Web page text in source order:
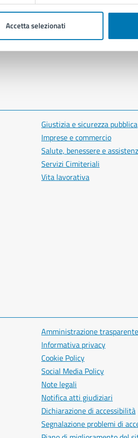
Accetta selezionati
Giustizia e sicurezza pubblica
Imprese e commercio
Salute, benessere e
Servizi Cimiteriali
Vita lavorativa
Amministrazione trasparente
Informativa privacy
Cookie Policy
Social Media Policy
Note legali
Notifica atti giudiziari
Dichiarazione di accessibilità
Segnalazione problemi di